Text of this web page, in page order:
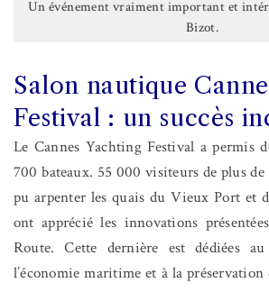
Un événement vraiment important et
Bizot.
Salon nautique
Festival : un succès
Le Cannes Yachting Festival a permis
700 bateaux. 55 000 visiteurs de plus
pu arpenter les quais du Vieux Port et
ont apprécié les innovations
Route. Cette dernière est dédiées au
l’économie maritime et à la préservation